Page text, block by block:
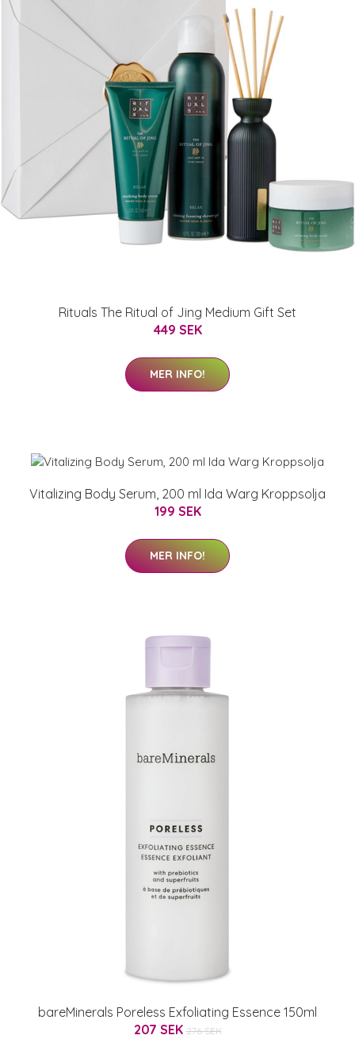
Rituals The Ritual of Jing Medium Gift Set
449 SEK
MER INFO!
Vitalizing Body Serum, 200 ml Ida Warg Kroppsolja
199 SEK
MER INFO!
bareMinerals Poreless Exfoliating Essence 150ml
207 SEK 276 SEK